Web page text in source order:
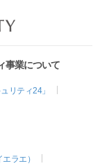
事業について
リティ24」
ラエ）